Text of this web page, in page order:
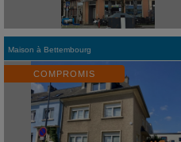
Maison à Bettembourg
COMPROMIS